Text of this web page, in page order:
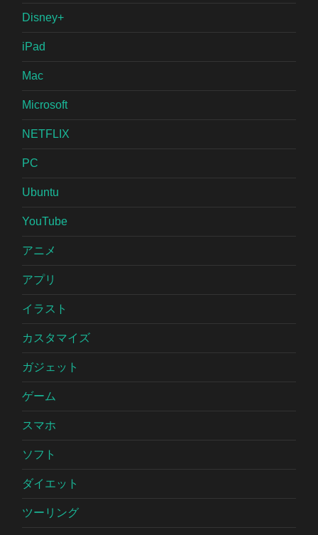
Disney+
iPad
Mac
Microsoft
NETFLIX
PC
Ubuntu
YouTube
アニメ
アプリ
イラスト
カスタマイズ
ガジェット
ゲーム
スマホ
ソフト
ダイエット
ツーリング